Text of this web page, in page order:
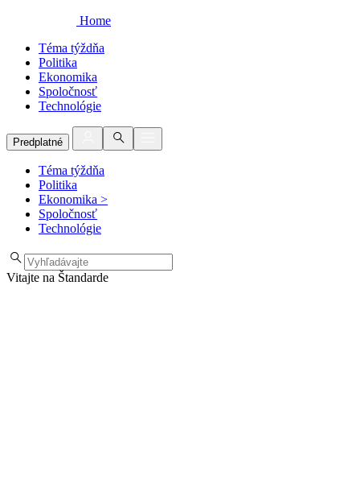
Home
Téma týždňa
Politika
Ekonomika
Spoločnosť
Technológie
Predplatné
Téma týždňa
Politika
Ekonomika >
Spoločnosť
Technológie
Vitajte na Štandarde